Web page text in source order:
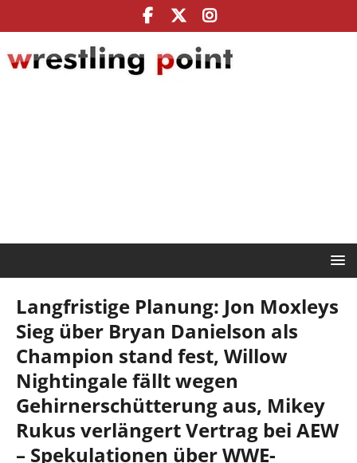
Langfristige Planung: Jon Moxleys
Sieg über Bryan Danielson als
Champion stand fest, Willow
Nightingale fällt wegen
Gehirnerschütterung aus, Mikey
Rukus verlängert Vertrag bei AEW
– Spekulationen über WWE-